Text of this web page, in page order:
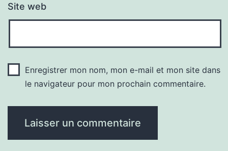
Site web
Enregistrer mon nom, mon e-mail et mon site dans
le navigateur pour mon prochain commentaire.